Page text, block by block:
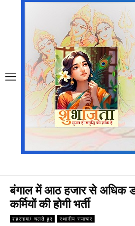
बंगाल में आठ हजार से अधिक
कर्मियों की होगी भर्ती
शहरनामा/ चलते हुए स्थानीय समाचार